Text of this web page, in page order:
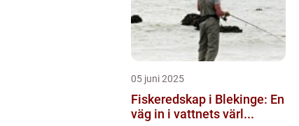
05 juni 2025
Fiskeredskap i Blekinge: En
väg in i vattnets värl...